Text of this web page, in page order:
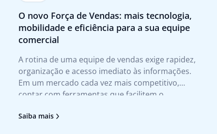
O novo Força de Vendas: mais tecnologia,
mobilidade e eficiência para a sua equipe
comercial
A rotina de uma equipe de vendas exige rapidez,
organização e acesso imediato às informações.
Em um mercado cada vez mais competitivo,
contar com ferramentas que facilitem o
decisão deixou de ser um diferencial para se
Saiba mais